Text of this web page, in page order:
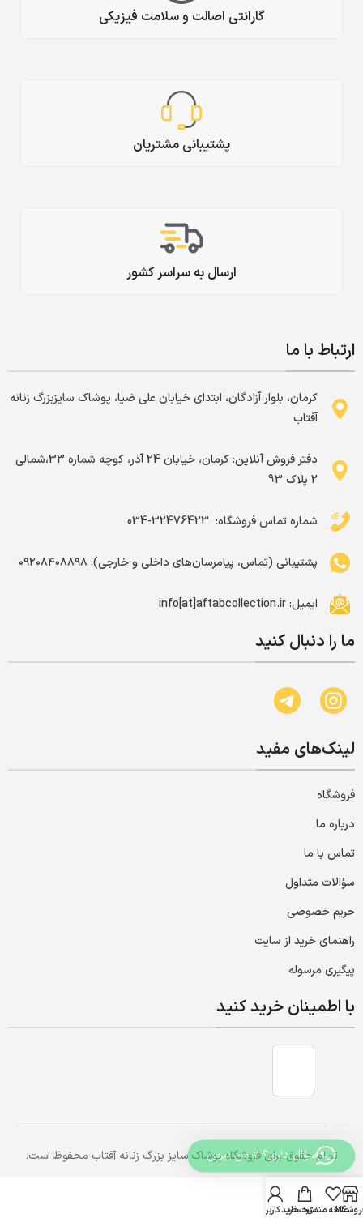
گارانتی اصالت و سلامت فیزیکی
پشتیبانی مشتریان
ارسال به سراسر کشور
ارتباط با ما
کرمان، بلوار آزادگان، ابتدای خیابان علی ضیا، پوشاک سایزبزرگ زنانه
آفتاب
دفتر فروش آنلاین: کرمان، خیابان 24 آذر، کوچه شماره 33،شمالی
2 پلاک 93
شماره تماس فروشگاه: ‌ 32476423-034
پشتیبانی (تماس، پیامرسان‌های داخلی و خارجی): ۰۹۲۰۸۴۰۸۸۹۸
ایمیل: info[at]aftabcollection.ir
ما را دنبال کنید
لینک‌های مفید
فروشگاه
درباره ما
تماس با ما
سؤالات متداول
حریم خصوصی
راهنمای خرید از سایت
پیگیری مرسوله
با اطمینان خرید کنید
تمام حقوق برای فروشگاه پوشاک سایز بزرگ زنانه آفتاب محفوظ است.
علاقه مندیسبد خرید
حساب کاربری من
سؤال داری؟ از من بپرس